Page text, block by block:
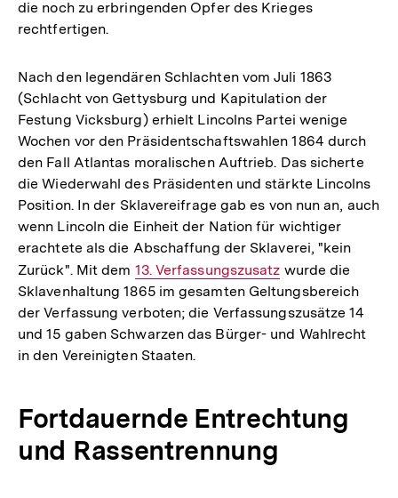
die noch zu erbringenden Opfer des Krieges
rechtfertigen.
Nach den legendären Schlachten vom Juli 1863
(Schlacht von Gettysburg und Kapitulation der
Festung Vicksburg) erhielt Lincolns Partei wenige
Wochen vor den Präsidentschaftswahlen 1864 durch
den Fall Atlantas moralischen Auftrieb. Das sicherte
die Wiederwahl des Präsidenten und stärkte Lincolns
Position. In der Sklavereifrage gab es von nun an, auch
wenn Lincoln die Einheit der Nation für wichtiger
erachtete als die Abschaffung der Sklaverei, "kein
Zurück". Mit dem Interner
Link:
13. Verfassungszusatz wurde die
Sklavenhaltung 1865 im gesamten Geltungsbereich
der Verfassung verboten; die Verfassungszusätze 14
und 15 gaben Schwarzen das Bürger- und Wahlrecht
in den Vereinigten Staaten.
Fortdauernde Entrechtung
und Rassentrennung